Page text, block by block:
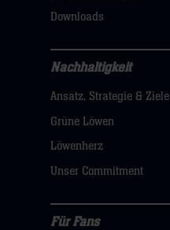
klicken
hier
Downloads
Nachhaltigkeit
Navigation
öffnen,
dann
hier
Nachhaltigkeit
Ansatz, Strategie & Ziele
Grüne Löwen
Löwenherz
Unser Commitment
Für Fans